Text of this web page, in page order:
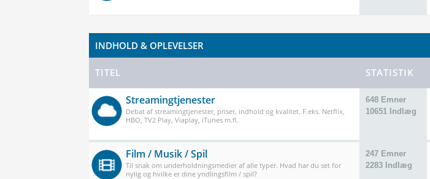
INDHOLD & OPLEVELSER
TITEL STATISTIK
Streamingtjenester
Debat af streamingtjenester, priser, indhold og kvalitet. F.eks. Netflix,
HBO, TV2 Play, Viaplay, iTunes m.fl.
648 Emner
10651 Indlæg
Film / Musik / Spil
Til snak om underholdningsmedier af alle typer. Hvad har du set for
nylig og hvilke er dine yndlingsfilm / spil?
247 Emner
2283 Indlæg